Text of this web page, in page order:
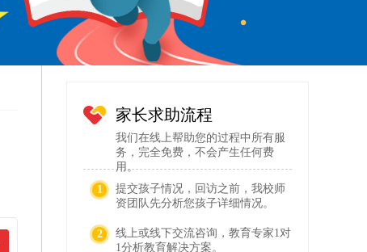
家长求助流程
我们在线上帮助您的过程中所有服
务，完全免费，不会产生任何费
用。
1
提交孩子情况，回访之前，我校师
资团队先分析您孩子详细情况。
2
线上或线下交流咨询，教育专家1对
1分析教育解决方案。